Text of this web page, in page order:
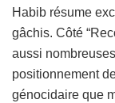
Habib résume
gâchis. Côté
aussi
positionnement
génocidaire que